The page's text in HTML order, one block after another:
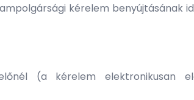
kérelem
(a kérelem elektronikusan